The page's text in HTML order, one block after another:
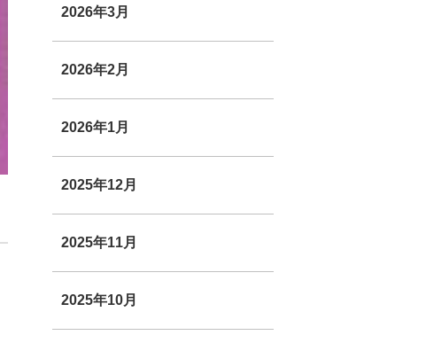
2026年3月
2026年2月
2026年1月
2025年12月
2025年11月
2025年10月